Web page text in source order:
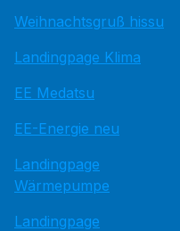
Weihnachtsgruß hissu
Landingpage Klima
EE Medatsu
EE-Energie neu
Landingpage
Wärmepumpe
Landingpage